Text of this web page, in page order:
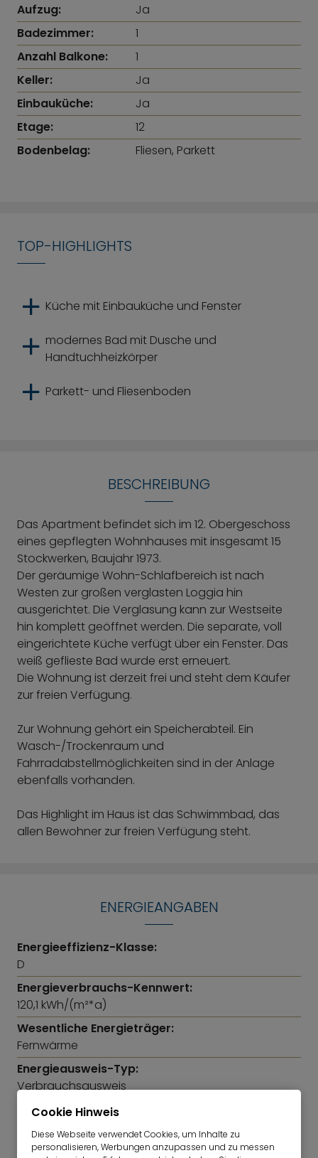
Aufzug:
Ja
Badezimmer:
1
Anzahl Balkone:
1
Keller:
Ja
Einbauküche:
Ja
Etage:
12
Bodenbelag:
Fliesen, Parkett
TOP-HIGHLIGHTS
Küche mit Einbauküche und Fenster
modernes Bad mit Dusche und
Handtuchheizkörper
Parkett- und Fliesenboden
BESCHREIBUNG
Das Apartment befindet sich im 12. Obergeschoss
eines gepflegten Wohnhauses mit insgesamt 15
Stockwerken, Baujahr 1973.
Der geräumige Wohn-Schlafbereich ist nach
Westen zur großen verglasten Loggia hin
ausgerichtet. Die Verglasung kann zur Westseite
hin komplett geöffnet werden. Die separate, voll
eingerichtete Küche verfügt über ein Fenster. Das
weiß geflieste Bad wurde erst erneuert.
Die Wohnung ist derzeit frei und steht dem Käufer
zur freien Verfügung.
Zur Wohnung gehört ein Speicherabteil. Ein
Wasch-/Trockenraum und
Fahrradabstellmöglichkeiten sind in der Anlage
ebenfalls vorhanden.
Das Highlight im Haus ist das Schwimmbad, das
allen Bewohner zur freien Verfügung steht.
ENERGIEANGABEN
Energieeffizienz-Klasse:
D
Energieverbrauchs-Kennwert:
120,1 kWh/(m²*a)
Wesentliche Energieträger:
Fernwärme
Energieausweis-Typ:
Verbrauchsausweis
Baujahr:
Cookie Hinweis
Diese Webseite verwendet Cookies, um Inhalte zu
personalisieren, Werbungen anzupassen und zu messen